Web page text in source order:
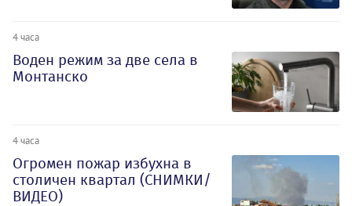
4 часа
Воден режим за две села в
Монтанско
4 часа
Огромен пожар избухна в
столичен квартал (СНИМКИ/
ВИДЕО)